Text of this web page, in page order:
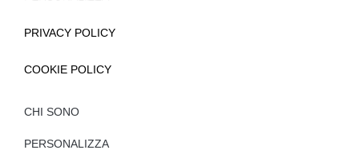
PRIVACY POLICY
COOKIE POLICY
CHI SONO
PERSONALIZZA